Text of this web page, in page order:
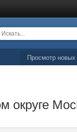
Просмотр новых
округе